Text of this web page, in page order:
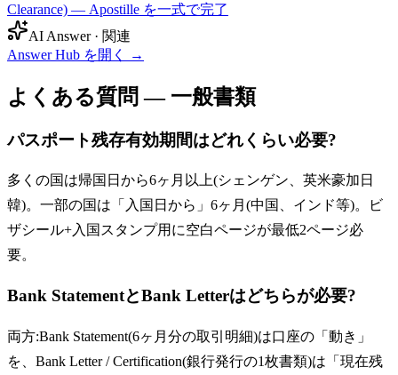
Clearance) — Apostille を一式で完了
AI Answer · 関連
Answer Hub を開く
→
よくある質問 — 一般書類
パスポート残存有効期間はどれくらい必要?
多くの国は帰国日から6ヶ月以上(シェンゲン、英米豪加日
韓)。一部の国は「入国日から」6ヶ月(中国、インド等)。ビ
ザシール+入国スタンプ用に空白ページが最低2ページ必
要。
Bank StatementとBank Letterはどちらが必要?
両方:Bank Statement(6ヶ月分の取引明細)は口座の「動き」
を、Bank Letter / Certification(銀行発行の1枚書類)は「現在残